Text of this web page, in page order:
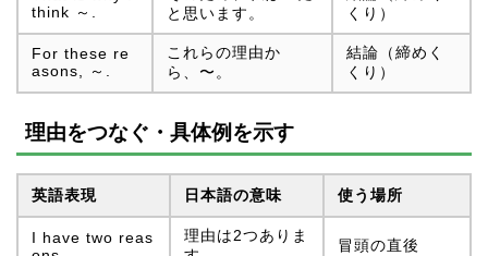
think ～.
と思います。
くり）
For these re
asons, ～.
これらの理由か
ら、〜。
結論（締めく
くり）
理由をつなぐ・具体例を示す
英語表現 日本語の意味 使う場所
I have two reas
理由は2つありま
冒頭の直後